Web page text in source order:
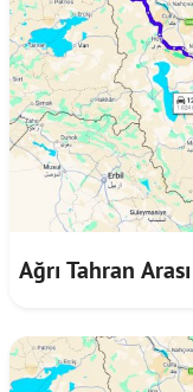
Ağrı Tahran